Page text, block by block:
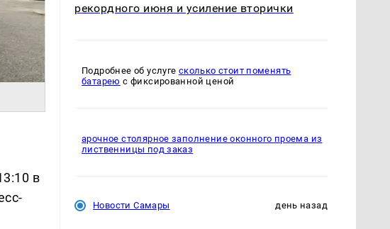
в
рекордного июня и усиление вторички
Подробнее об услуге сколько стоит поменять
батарею с фиксированной ценой
арочное столярное заполнение оконного проема из
лиственницы под заказ
Новости Самары день назад